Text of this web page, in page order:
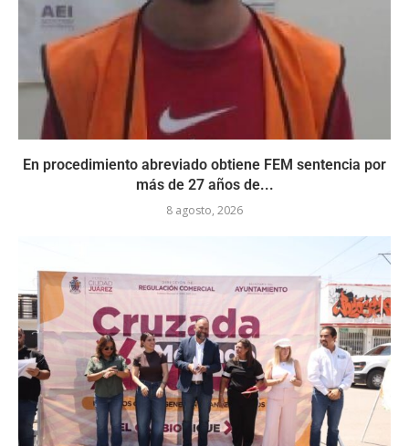
En procedimiento abreviado obtiene FEM sentencia por
más de 27 años de...
8 agosto, 2026